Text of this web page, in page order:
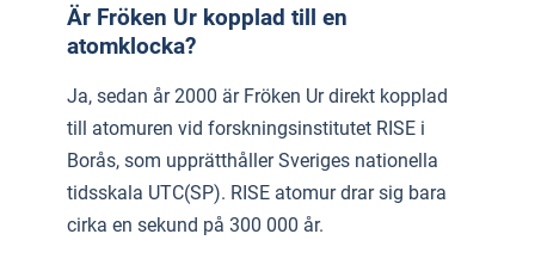
Är Fröken Ur kopplad till en
atomklocka?
Ja, sedan år 2000 är Fröken Ur direkt kopplad
till atomuren vid forskningsinstitutet RISE i
Borås, som upprätthåller Sveriges nationella
tidsskala UTC(SP). RISE atomur drar sig bara
cirka en sekund på 300 000 år.